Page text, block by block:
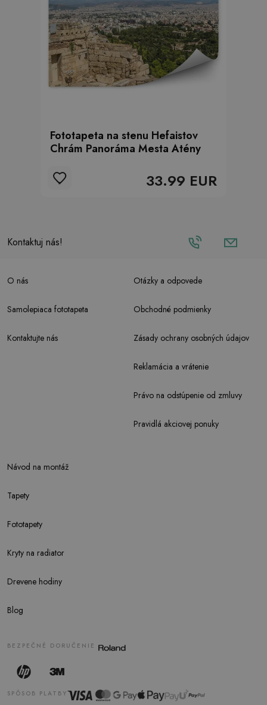
Fototapeta na stenu Hefaistov
Chrám Panoráma Mesta Atény
33.99 EUR
Kontaktuj nás!
O nás
Samolepiaca fototapeta
Kontaktujte nás
Návod na montáž
Tapety
Fototapety
Kryty na radiator
Drevene hodiny
Blog
Otázky a odpovede
Obchodné podmienky
Zásady ochrany osobných údajov
Reklamácia a vrátenie
Právo na odstúpenie od zmluvy
Pravidlá akciovej ponuky
BEZPEČNÉ DORUČENIE
SPÔSOB PLATBY